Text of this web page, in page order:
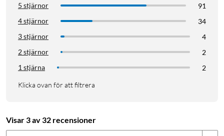
5 stjärnor
91
4 stjärnor
34
3 stjärnor
4
2 stjärnor
2
1 stjärna
2
Klicka ovan för att filtrera
Visar 3 av 32 recensioner